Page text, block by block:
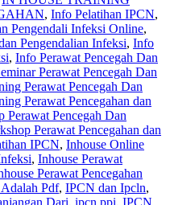
, Info Pelatihan IPCN,
Pengendali Infeksi Online,
Pengendalian Infeksi, Info
, Info Perawat Pencegah Dan
Perawat Pencegah Dan
Perawat Pencegah Dan
Perawat Pencegahan dan
Perawat Pencegah Dan
Perawat Pencegahan dan
IPCN, Inhouse Online
, Inhouse Perawat
Perawat Pencegahan
Pdf, IPCN dan Ipcln,
Dari, ipcn ppi, IPCN